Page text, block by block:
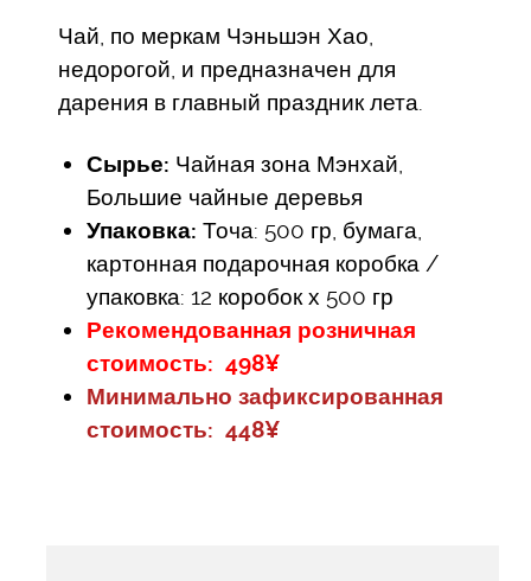
Чай, по меркам Чэньшэн Хао,
недорогой, и предназначен для
дарения в главный праздник лета.
Сырье: Чайная зона Мэнхай,
Большие чайные деревья
Упаковка: Точа: 500 гр, бумага,
картонная подарочная коробка /
упаковка: 12 коробок х 500 гр
Рекомендованная розничная
стоимость: 498¥
Минимально зафиксированная
стоимость: 448¥